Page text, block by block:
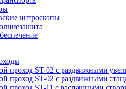
интроскопы
проход ST-02 с раздвижными
проход ST-02 с раздвижными